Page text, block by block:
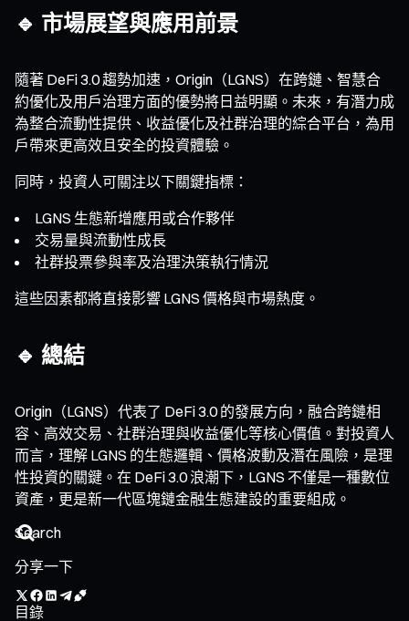
🔹 市場展望與應用前景
隨著 DeFi 3.0 趨勢加速，Origin（LGNS）在跨鏈、智慧合
約優化及用戶治理方面的優勢將日益明顯。未來，有潛力成
為整合流動性提供、收益優化及社群治理的綜合平台，為用
戶帶來更高效且安全的投資體驗。
同時，投資人可關注以下關鍵指標：
LGNS 生態新增應用或合作夥伴
交易量與流動性成長
社群投票參與率及治理決策執行情況
這些因素都將直接影響 LGNS 價格與市場熱度。
🔹 總結
Origin（LGNS）代表了 DeFi 3.0 的發展方向，融合跨鏈相
容、高效交易、社群治理與收益優化等核心價值。對投資人
而言，理解 LGNS 的生態邏輯、價格波動及潛在風險，是理
性投資的關鍵。在 DeFi 3.0 浪潮下，LGNS 不僅是一種數位
資產，更是新一代區塊鏈金融生態建設的重要組成。
分享一下
目錄